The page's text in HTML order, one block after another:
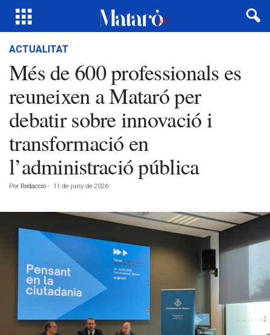
ACTUALITAT
Més de 600 professionals es
reuneixen a Mataró per
debatir sobre innovació i
transformació en
l’administració pública
Por Redacció - 11 de juny de 2026